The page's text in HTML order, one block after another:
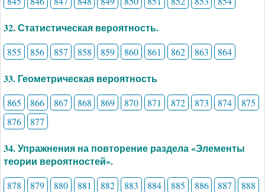
32. Статистическая вероятность.
855 856 857 858 859 860 861 862 863 864
33. Геометрическая вероятность
865 866 867 868 869 870 871 872 873 874
875
876
877
34. Упражнения на повторение раздела «Элементы
теории вероятностей».
878 879 880 881 882 883 884 885 886 887 888